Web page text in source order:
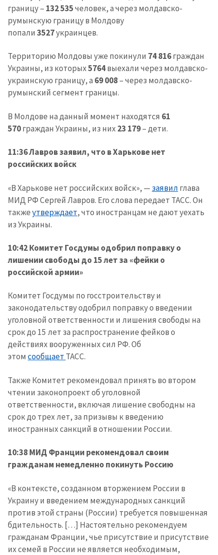
границу – 132 535человек, а через молдавско-
румынскую границу в Молдову
попали 3527украинцев.
Территорию Молдовы уже покинули 74 816граждан
Украины, из которых5764выехали через молдавско-
украинскую границу, а 69 008– через молдавско-
румынский сегмент границы.
В Молдове на данный момент находятся 61
570граждан Украины, из них 23 179– дети.
11:36 Лавров заявил, что в Харькове нет
российских войск
«В Харькове нет российских войск», — заявил глава
МИД РФ Сергей Лавров. Его слова передает ТАСС. Он
такжеутверждает, что иностранцам не дают уехать
из Украины.
10:42 Комитет Госдумы одобрил поправку о
лишении свободы до 15 лет за «фейки о
российской армии»
Комитет Госдумы по госстроительству и
законодательству одобрил поправку о введении
уголовной ответственности и лишения свободы на
срок до 15 лет за распространение фейков о
действиях вооруженных сил РФ. Об
этом сообщает ТАСС.
Также Комитет рекомендовал принять во втором
чтении законопроект об уголовной
ответственности, включая лишение свободны на
срок до трех лет, за призывы к введению
иностранных санкций в отношении России.
10:38 МИД Франции рекомендовал своим
гражданам немедленно покинуть Россию
«В контексте, созданном вторжением России в
Украину и введением международных санкций
против этой страны (России) требуется повышенная
бдительность. […] Настоятельно рекомендуем
гражданам Франции, чье присутствие и присутствие
их семей в России не является необходимым,